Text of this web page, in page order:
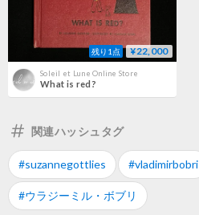
残り1点 ¥22,000
Soleil et Lune Online Store
What is red?
関連ハッシュタグ
#suzannegottlies #vladimirbobri
#ウラジーミル・ボブリ